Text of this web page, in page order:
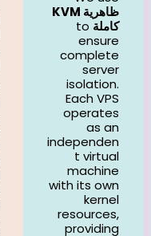
ظاهرية KVM
كاملة to
ensure
complete
server
isolation.
Each VPS
operates
as an
independen
t virtual
machine
with its own
kernel
resources,
providing